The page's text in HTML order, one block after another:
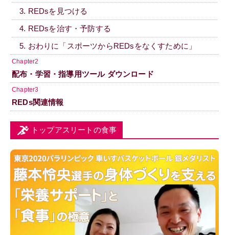
3. REDsを見つける
4. REDsを治す・予防する
5. おわりに「スポーツからREDsをなくすために」
Chapter2
配布・学習・指導用ツール ダウンロード
Chapter3
REDs関連情報
トップアスリートの食事